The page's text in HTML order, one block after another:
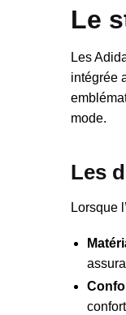
Le
Les
intégrée
mode.
Les
Lorsque